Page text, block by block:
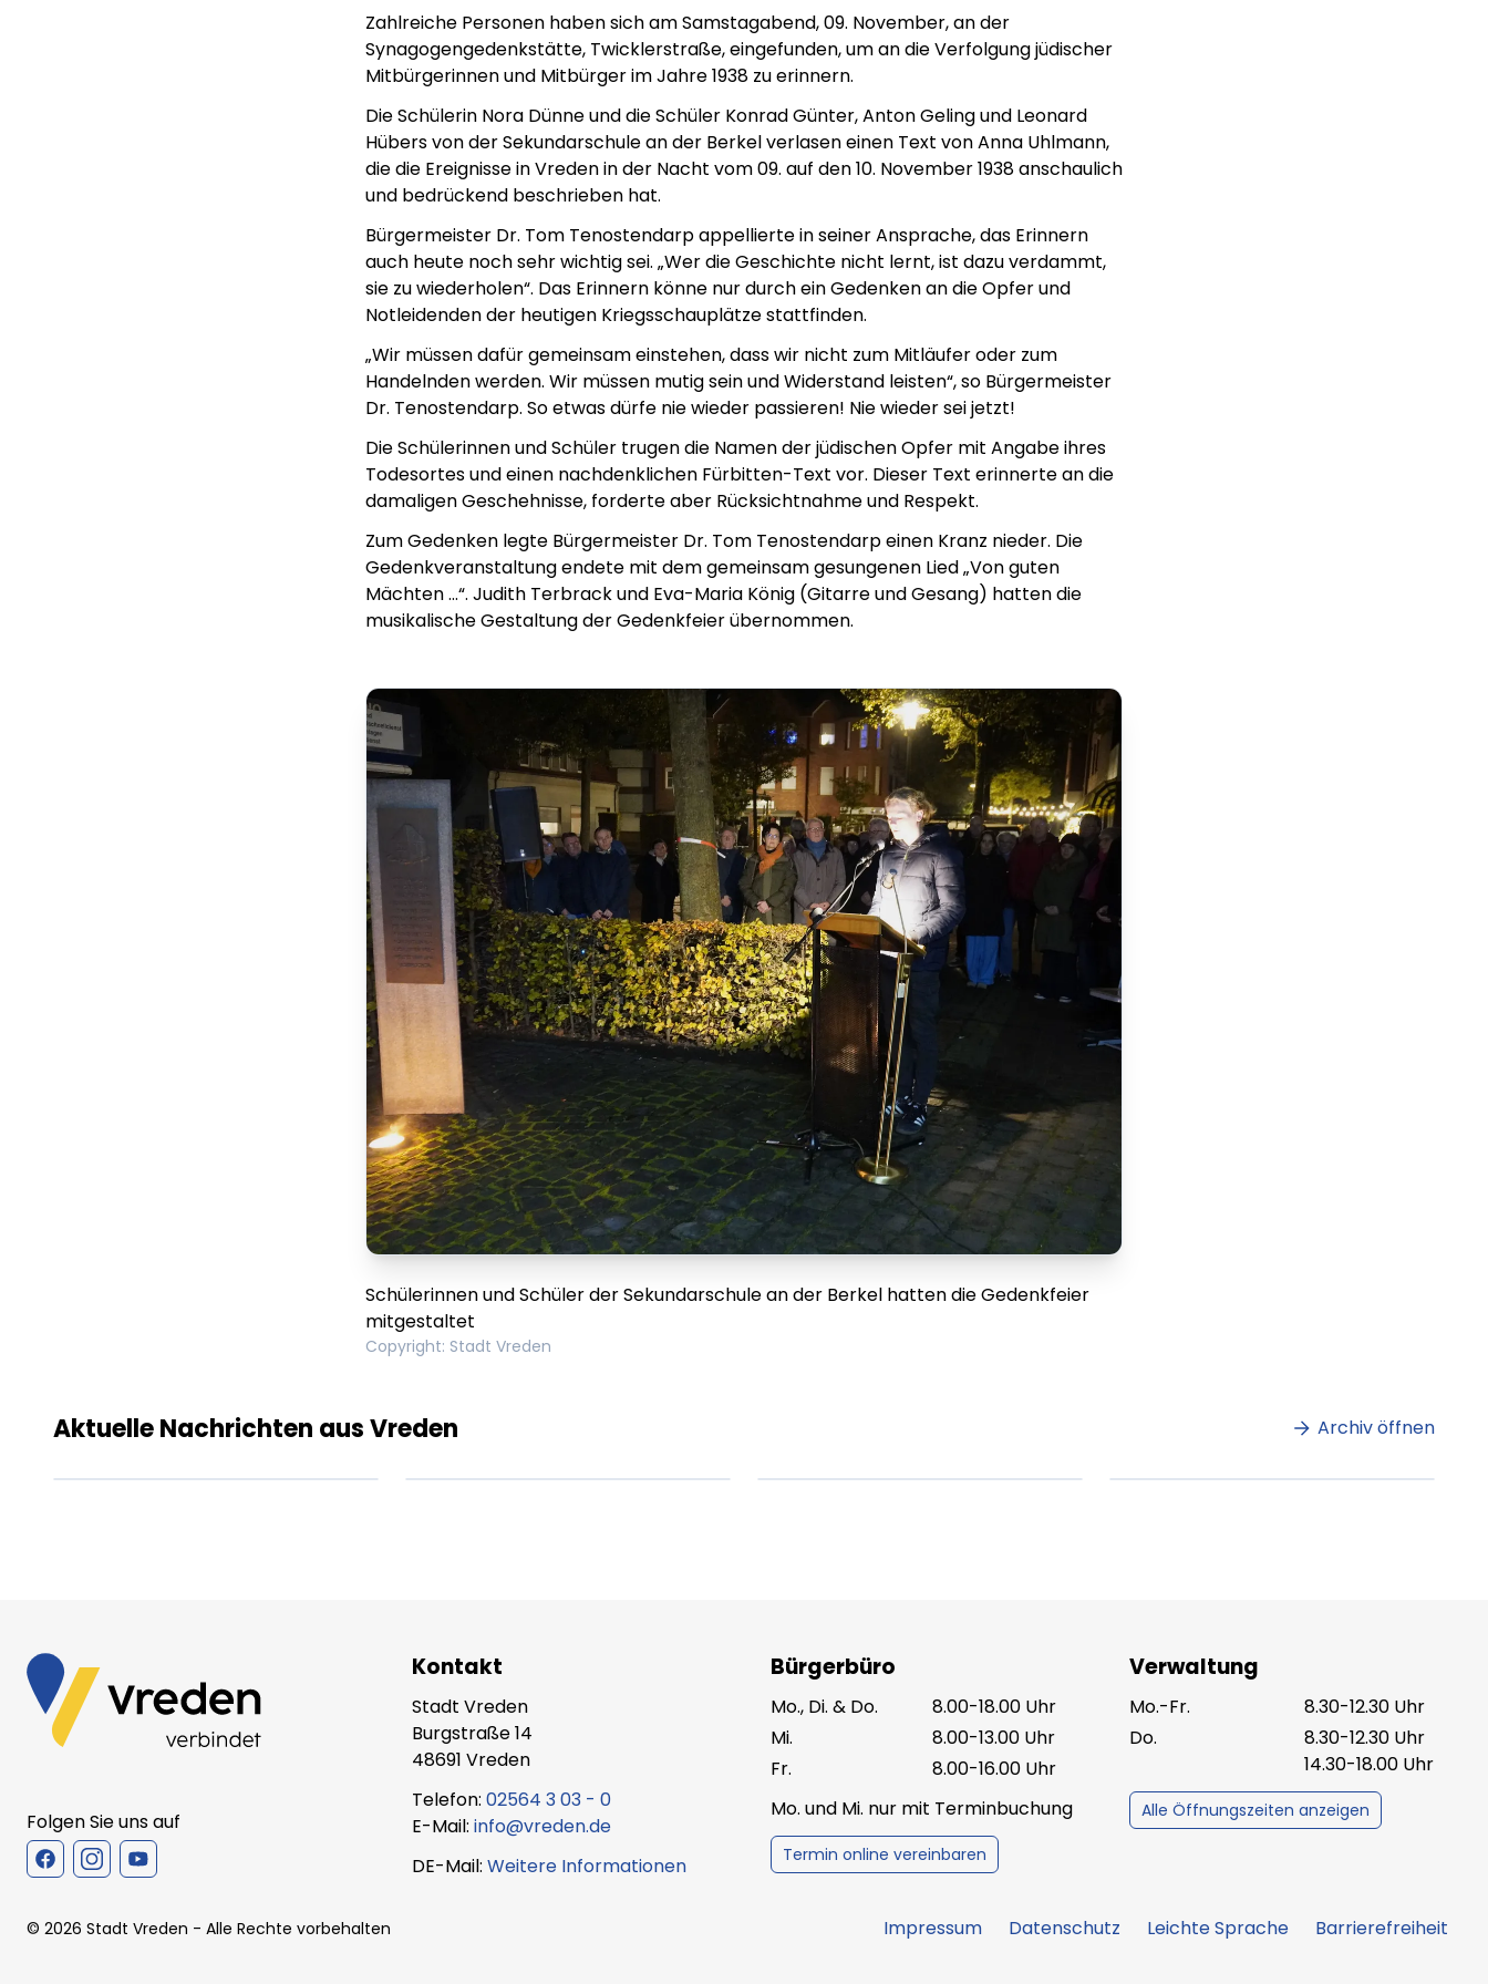
Zahlreiche Personen haben sich am Samstagabend, 09. November, an der
Synagogengedenkstätte, Twicklerstraße, eingefunden, um an die Verfolgung jüdischer
Mitbürgerinnen und Mitbürger im Jahre 1938 zu erinnern.
Die Schülerin Nora Dünne und die Schüler Konrad Günter, Anton Geling und Leonard
Hübers von der Sekundarschule an der Berkel verlasen einen Text von Anna Uhlmann,
die die Ereignisse in Vreden in der Nacht vom 09. auf den 10. November 1938 anschaulich
und bedrückend beschrieben hat.
Bürgermeister Dr. Tom Tenostendarp appellierte in seiner Ansprache, das Erinnern
auch heute noch sehr wichtig sei. „Wer die Geschichte nicht lernt, ist dazu verdammt,
sie zu wiederholen“. Das Erinnern könne nur durch ein Gedenken an die Opfer und
Notleidenden der heutigen Kriegsschauplätze stattfinden.
„Wir müssen dafür gemeinsam einstehen, dass wir nicht zum Mitläufer oder zum
Handelnden werden. Wir müssen mutig sein und Widerstand leisten“, so Bürgermeister
Dr. Tenostendarp. So etwas dürfe nie wieder passieren! Nie wieder sei jetzt!
Die Schülerinnen und Schüler trugen die Namen der jüdischen Opfer mit Angabe ihres
Todesortes und einen nachdenklichen Fürbitten-Text vor. Dieser Text erinnerte an die
damaligen Geschehnisse, forderte aber Rücksichtnahme und Respekt.
Zum Gedenken legte Bürgermeister Dr. Tom Tenostendarp einen Kranz nieder. Die
Gedenkveranstaltung endete mit dem gemeinsam gesungenen Lied „Von guten
Mächten …“. Judith Terbrack und Eva-Maria König (Gitarre und Gesang) hatten die
musikalische Gestaltung der Gedenkfeier übernommen.
Schülerinnen und Schüler der Sekundarschule an der Berkel hatten die Gedenkfeier
mitgestaltet
Copyright: Stadt Vreden
Aktuelle Nachrichten aus Vreden Archiv öffnen
amet.
Folgen Sie uns auf
Kontakt
Stadt Vreden
Burgstraße 14
48691 Vreden
Telefon: 02564 3 03 - 0
E-Mail: info@vreden.de
DE-Mail: Weitere Informationen
Bürgerbüro
Mo., Di. & Do.
8.00-18.00 Uhr
Mi.
8.00-13.00 Uhr
Fr.
8.00-16.00 Uhr
Mo. und Mi. nur mit Terminbuchung
Termin online vereinbaren
Verwaltung
Mo.-Fr.
8.30-12.30 Uhr
Do.
8.30-12.30 Uhr
14.30-18.00 Uhr
Alle Öffnungszeiten anzeigen
© 2026 Stadt Vreden - Alle Rechte vorbehalten Impressum Datenschutz Leichte Sprache Barrierefreiheit